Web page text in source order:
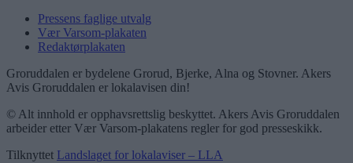
Pressens faglige utvalg
Vær Varsom-plakaten
Redaktørplakaten
Groruddalen er bydelene Grorud, Bjerke, Alna og Stovner. Akers
Avis Groruddalen er lokalavisen din!
© Alt innhold er opphavsrettslig beskyttet. Akers Avis Groruddalen
arbeider etter Vær Varsom-plakatens regler for god presseskikk.
Tilknyttet Landslaget for lokalaviser – LLA